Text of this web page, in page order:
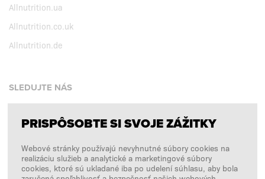
Allnutrition.ua
Allnutrition.co.uk
Allnutrition.de
SLEDUJTE NÁS
Facebook
Instagram
Copyright © 2026 SFD S. A.
PRISPÔSOBTE SI SVOJE ZÁŽITKY
Webové stránky používajú nevyhnutné súbory cookies na
realizáciu služieb a analytické a marketingové súbory
cookies, ktoré sú ukladané iba po udelení súhlasu, aby bola